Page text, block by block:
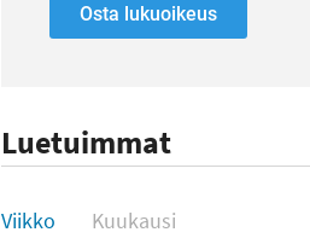
Osta lukuoikeus
Luetuimmat
Luetuimmat
Viikko Kuukausi